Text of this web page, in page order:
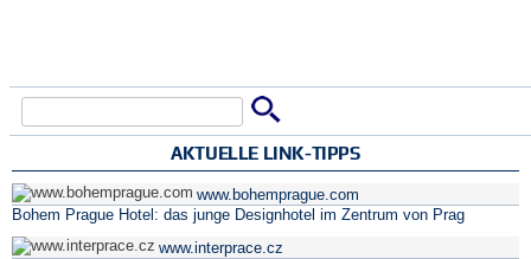
AKTUELLE LINK-TIPPS
www.bohemprague.com
Bohem Prague Hotel: das junge Designhotel im Zentrum von Prag
www.interprace.cz